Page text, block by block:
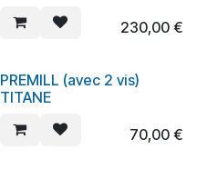
230,00€
PREMILL (avec 2 vis)
TITANE
70,00€